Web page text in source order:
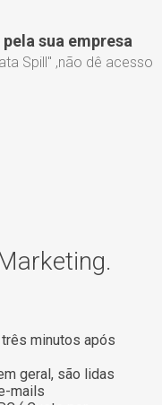
sua empresa
Spill" ,não dê acesso
minutos após
geral, são lidas
mails